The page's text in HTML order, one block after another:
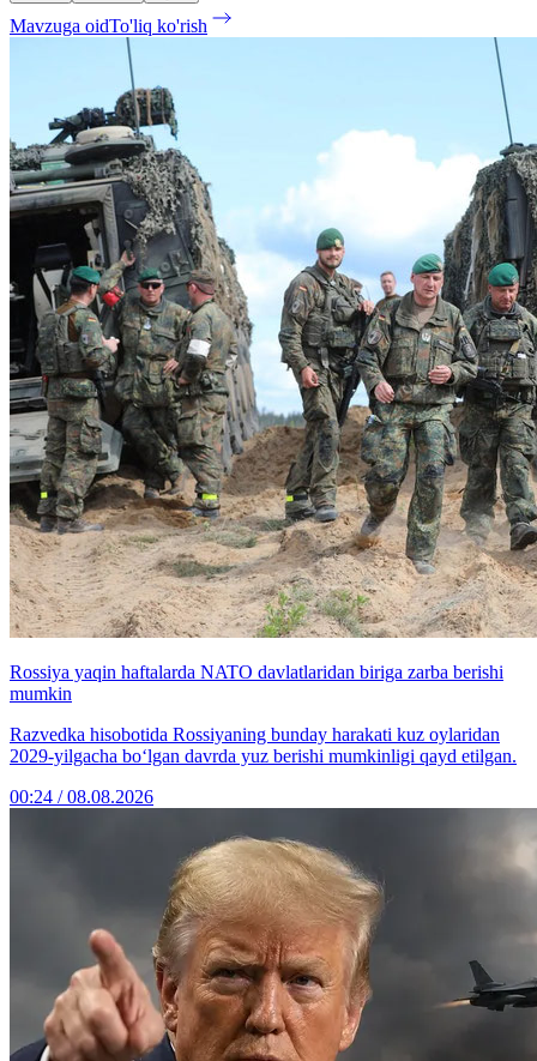
Mavzuga oidTo'liq ko'rish
Rossiya yaqin haftalarda NATO davlatlaridan biriga zarba berishi
mumkin
Razvedka hisobotida Rossiyaning bunday harakati kuz oylaridan
2029-yilgacha bo‘lgan davrda yuz berishi mumkinligi qayd etilgan.
00:24 / 08.08.2026